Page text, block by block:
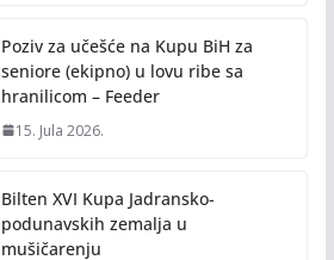
Poziv za učešće na Kupu BiH za
seniore (ekipno) u lovu ribe sa
hranilicom – Feeder
15. Jula 2026.
Bilten XVI Kupa Jadransko-
podunavskih zemalja u
mušičarenju